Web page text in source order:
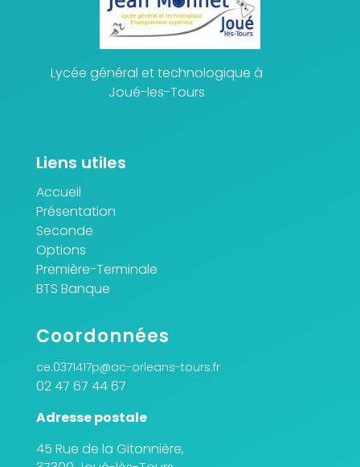
Lycée général et technologique à
Joué-les-Tours
Liens utiles
Accueil
Présentation
Seconde
Options
Première-Terminale
BTS Banque
Coordonnées
ce.0371417p@ac-orleans-tours.fr
02 47 67 44 67
Adresse postale
45 Rue de la Gitonnière,